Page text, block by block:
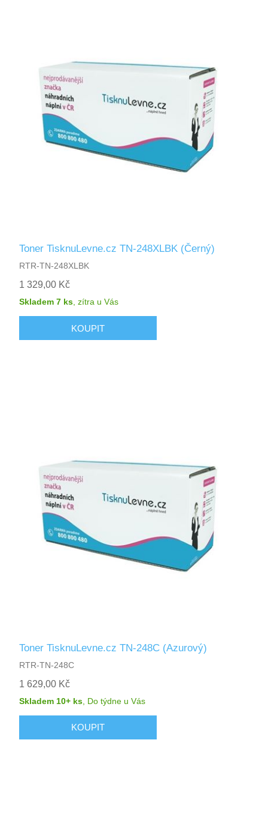
Toner TisknuLevne.cz TN-248XLBK (Černý)
RTR-TN-248XLBK
1 329,00 Kč
Skladem 7 ks,zítra u Vás
Toner TisknuLevne.cz TN-248C (Azurový)
RTR-TN-248C
1 629,00 Kč
Skladem 10+ ks Do týdne u Vás